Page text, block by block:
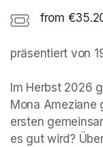
from
präsentiert von
Im Herbst 2026
Mona Ameziane
ersten
es gut wird?